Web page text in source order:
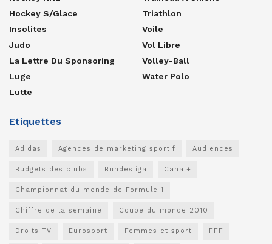
Hockey S/glace
Insolites
Judo
La Lettre Du Sponsoring
Luge
Lutte
Triathlon
Voile
Vol Libre
Volley-Ball
Water Polo
Etiquettes
Adidas Agences de marketing sportif Audiences
Budgets des clubs Bundesliga Canal+
Championnat du monde de Formule 1
Chiffre de la semaine Coupe du monde 2010
Droits TV Eurosport Femmes et sport FFF